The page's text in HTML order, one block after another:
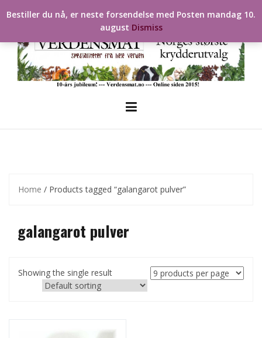
to
Home / Products tagged “galangarot pulver”
galangarot pulver
Showing the single result
Bestiller du nå, er neste forsendelse med Posten mandag 10.
august Dismiss